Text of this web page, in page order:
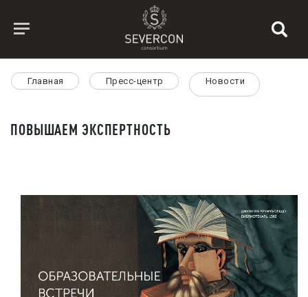
Главная Пресс-центр Новости
ПОВЫШАЕМ ЭКСПЕРТНОСТЬ